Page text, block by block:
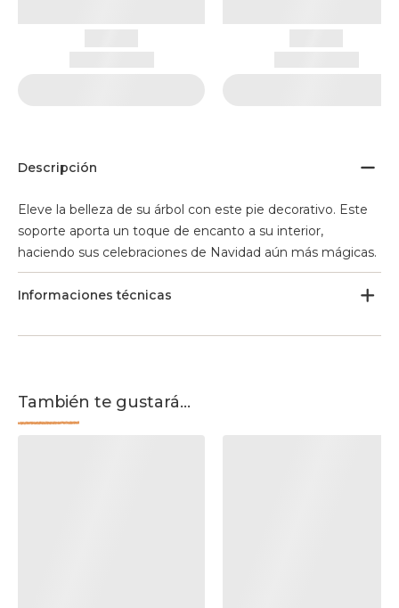
Descripción
Eleve la belleza de su árbol con este pie decorativo. Este
soporte aporta un toque de encanto a su interior,
haciendo sus celebraciones de Navidad aún más mágicas.
Informaciones técnicas
También te gustará...